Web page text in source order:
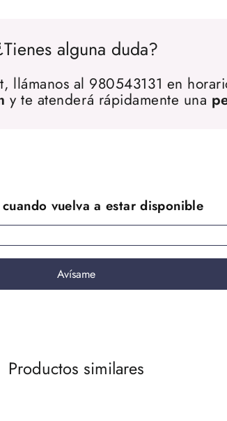
alguna duda?
llámanos al 980543131 en
y te atenderá rápidamente una
Productos similares